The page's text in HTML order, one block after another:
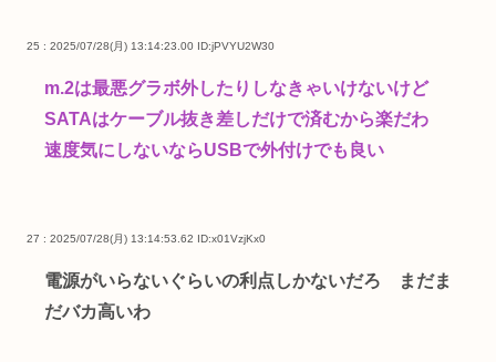
25 : 2025/07/28(月) 13:14:23.00 ID:jPVYU2W30
m.2は最悪グラボ外したりしなきゃいけないけど
SATAはケーブル抜き差しだけで済むから楽だわ
速度気にしないならUSBで外付けでも良い
27 : 2025/07/28(月) 13:14:53.62 ID:x01VzjKx0
電源がいらないぐらいの利点しかないだろ まだま
だバカ高いわ